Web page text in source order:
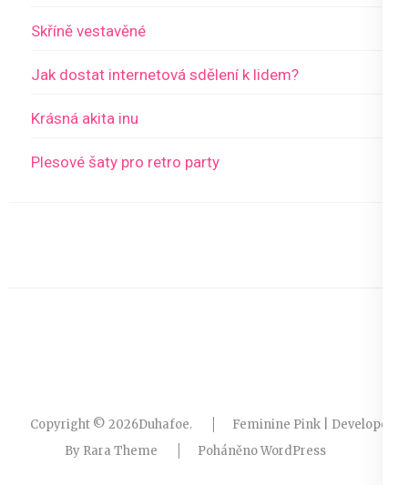
Skříně vestavěné
Jak dostat internetová sdělení k lidem?
Krásná akita inu
Plesové šaty pro retro party
Copyright © 2026Duhafoe.
Feminine Pink | Developed
By Rara Theme PoháněnoWordPress